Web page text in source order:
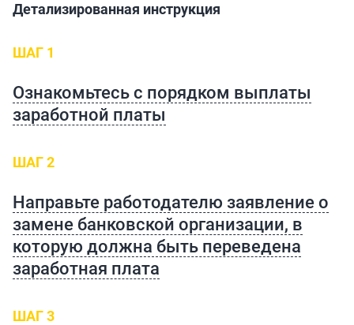
Детализированная инструкция
ШАГ 1
Ознакомьтесь с порядком выплаты
заработной платы
ШАГ 2
Направьте работодателю заявление о
замене банковской организации, в
которую должна быть переведена
заработная плата
ШАГ 3